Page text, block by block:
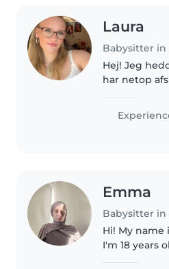
Laura
Babysitter in
Hej! Jeg hedder Laura, er 19 år og
har netop
været glad
med børn,
7 år har jeg
Emma
Babysitter in
Hi! My name
I'm 18 years